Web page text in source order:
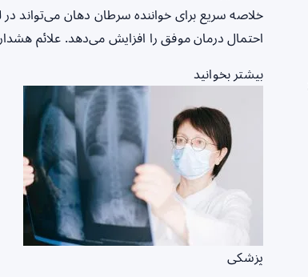
خلاصه سریع برای خواننده سرطان دهان می‌تواند
احتمال درمان موفق را افزایش می‌دهد. علائم
بیشتر بخوانید
پزشکی